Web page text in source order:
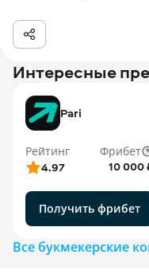
Интересные
Pari
Рейтинг
4.97
Фрибет
10 000
Получить фрибет
Все букмекерские